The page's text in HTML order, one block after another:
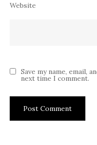
Website
Save my name, email,
next time I comment.